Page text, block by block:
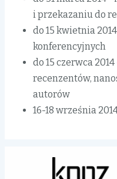
i przekazaniu do
do 15 kwietnia
konferencyjnych
do 15 czerwca
recenzentów,
autorów
16-18 września